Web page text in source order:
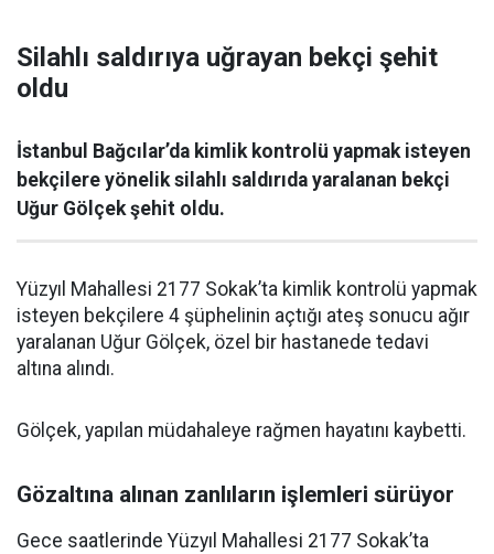
Silahlı saldırıya uğrayan bekçi şehit
oldu
İstanbul Bağcılar’da kimlik kontrolü yapmak isteyen
bekçilere yönelik silahlı saldırıda yaralanan bekçi
Uğur Gölçek şehit oldu.
Yüzyıl Mahallesi 2177 Sokak’ta kimlik kontrolü yapmak
isteyen bekçilere 4 şüphelinin açtığı ateş sonucu ağır
yaralanan Uğur Gölçek, özel bir hastanede tedavi
altına alındı.
Gölçek, yapılan müdahaleye rağmen hayatını kaybetti.
Gözaltına alınan zanlıların işlemleri sürüyor
Gece saatlerinde Yüzyıl Mahallesi 2177 Sokak’ta